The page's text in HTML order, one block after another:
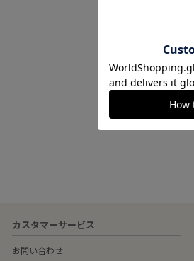
カスタマーサービス
お問い合わせ